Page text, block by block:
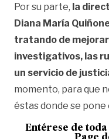
Por su parte, la
Diana María
tratando de
investigativos, las
un servicio de
momento, para que
éstas donde se pone
Entérese de